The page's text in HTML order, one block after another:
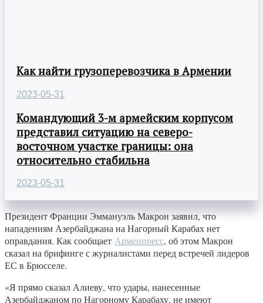
Как найти грузоперевозчика в Армении
2023-05-31
Командующий 3-м армейским корпусом
представил ситуацию на северо-
восточном участке границы: она
относительно стабильна
2023-05-31
Президент Франции Эммануэль Макрон заявил, что
нападениям Азербайджана на Нагорный Карабах нет
оправдания. Как сообщает Арменпресс, об этом Макрон
сказал на брифинге с журналистами перед встречей лидеров
ЕС в Брюсселе.
«Я прямо сказал Алиеву, что удары, нанесенные
Азербайджаном по Нагорному Карабаху, не имеют